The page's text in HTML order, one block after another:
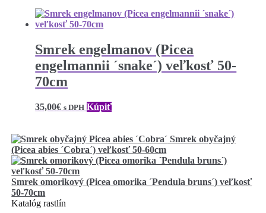
Smrek engelmanov (Picea
engelmannii ´snake´) veľkosť 50-
70cm
35,00€ s DPH Kúpiť
Smrek obyčajný
(Picea abies ´Cobra´) veľkosť 50-60cm
Smrek omorikový (Picea omorika ´Pendula bruns´) veľkosť
50-70cm
Katalóg rastlín